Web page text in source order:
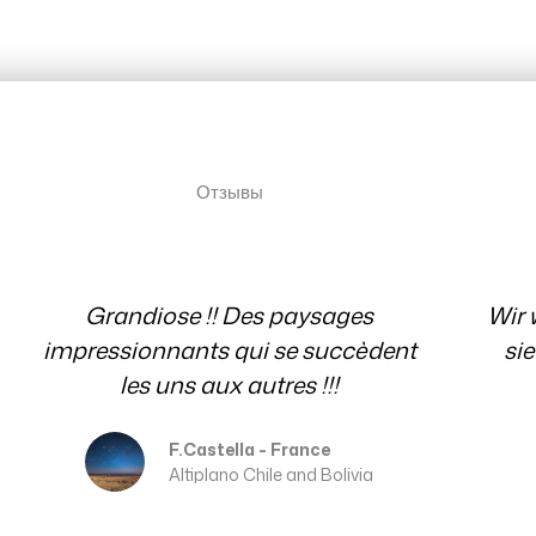
Отзывы
Wir wissen es sehr zu schätzen, dass
sie immer für uns mit Rat und Tat
per E-Mail da waren. Danke
Erika and Franz
Patagonia Chile